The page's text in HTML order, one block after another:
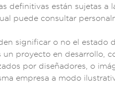
definitivas están sujetas a
al puede consultar perso
n significar o no e l estado
un proyecto en desarrollo,
por diseñadores , o
empresa a modo